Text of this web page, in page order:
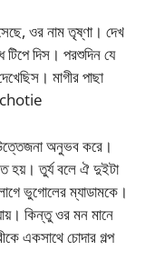
ওর নাম তৃষ্ণা। দেখ
দিস। পরশুদিন যে
মাগীর পাছা
chotie
অনুভব করে।
হয়। তুর্য বলে ঐ দুইটা
ভুগোলের ম্যাডামকে।
কিন্তু ওর মন মানে
একসাথে চোদার গল্প